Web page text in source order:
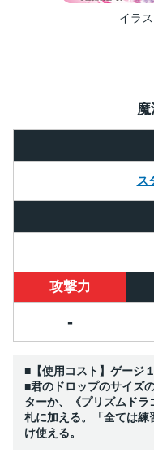
イラ
ス
魔
攻撃力
-
■【使用コスト】ゲージ１
■君のドロップのサイズ
ターか、《プリズムド
札に加える。「全ては
け使える。